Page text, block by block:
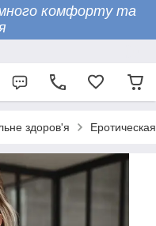
комфорту та
здоров'я